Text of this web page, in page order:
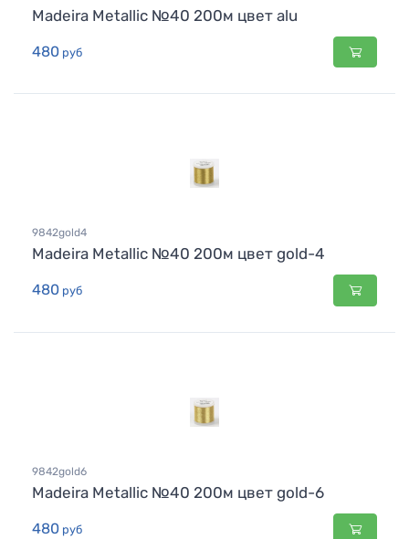
Madeira Metallic №40 200м цвет alu
480 руб
9842gold4
Madeira Metallic №40 200м цвет gold-4
480 руб
9842gold6
Madeira Metallic №40 200м цвет gold-6
480 руб